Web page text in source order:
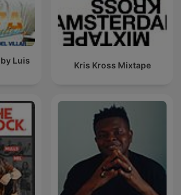
Luis
Kris Kross Mixtape